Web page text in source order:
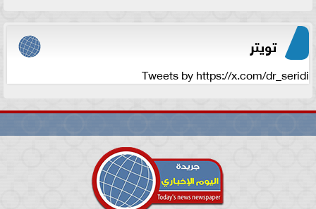
تويتر
Tweets by https://x.com/dr_seridi